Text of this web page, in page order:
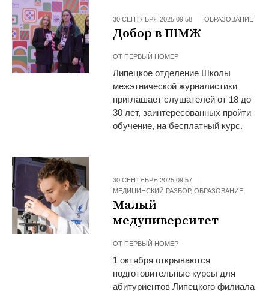
30 СЕНТЯБРЯ 2025 09:58 ОБРАЗОВАНИЕ
Добор в ШМЖ
ОТ ПЕРВЫЙ НОМЕР
Липецкое отделение Школы
межэтнической журналистики
приглашает слушателей от 18 до
30 лет, заинтересованных пройти
обучение, на бесплатный курс.
30 СЕНТЯБРЯ 2025 09:57
МЕДИЦИНСКИЙ РАЗБОР,ОБРАЗОВАНИЕ
Малый
медуниверситет
ОТ ПЕРВЫЙ НОМЕР
1 октября открываются
подготовительные курсы для
абитуриентов Липецкого филиала